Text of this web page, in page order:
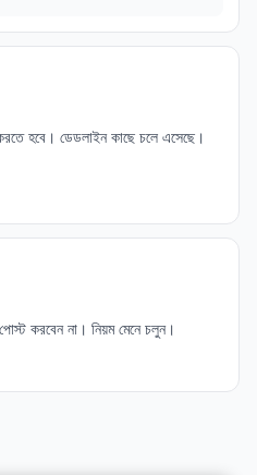
হবে। ডেডলাইন কাছে চলে এসেছে।
করবেন না। নিয়ম মেনে চলুন।